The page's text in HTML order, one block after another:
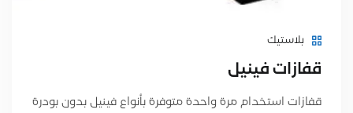
بلاستيك
قفازات فينيل
قفازات استخدام مرة واحدة متوفرة بأنواع فينيل بدون بودرة